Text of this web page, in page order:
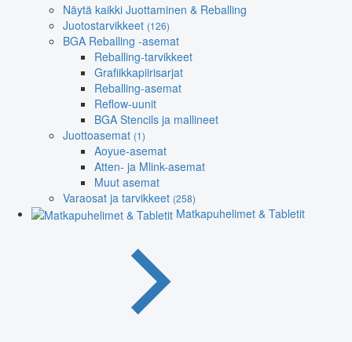
Näytä kaikki Juottaminen & Reballing
Juotostarvikkeet (126)
BGA Reballing -asemat
Reballing-tarvikkeet
Grafiikkapiirisarjat
Reballing-asemat
Reflow-uunit
BGA Stencils ja mallineet
Juottoasemat (1)
Aoyue-asemat
Atten- ja Mlink-asemat
Muut asemat
Varaosat ja tarvikkeet (258)
Matkapuhelimet & Tabletit